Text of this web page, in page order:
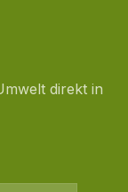
direkt in